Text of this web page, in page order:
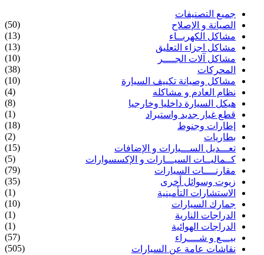
جميع التصنيفات
الصيانة و الإصلاح
(50)
مشاكل الكهربــاء
(13)
مشاكل اجزاء التعليق
(13)
مشاكل آلات الجــــر
(10)
المحركات
(38)
مشاكل وصيانة تكييف السيارة
(10)
نظام العادم و مشاكله
(4)
هيكل السيارة داخليا وخارجيا
(8)
قطع غيار جديد واستيراد
(1)
إطارات وجنوط
(18)
بطاريات
(2)
تعـــديل الســـيارات و الإضافات
(15)
كــماليــات السيـــارات و الإكسسوارات
(5)
مقارنــــات السيارات
(79)
زيوت وسوائل أخرى
(35)
الاستشارات التأمينية
(1)
جمارك السيارات
(10)
الدراجات النارية
(1)
الدراجات الهوائية
(1)
بيـــع و شــــراء
(57)
نقاشات عامة عن السيارات
(505)